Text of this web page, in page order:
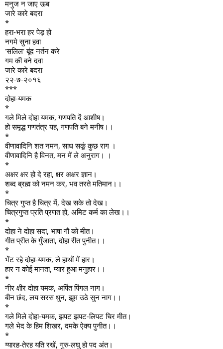
मनुज न जाए ऊब
जारे कारे बदरा
*
हरा-भरा हर पेड़ हो
नगमे सुना हवा
'सलिल' बूंद नर्तन करे
गम की बने दवा
जारे कारे बदरा
२२-७-२०१६
***
दोहा-यमक
*
गले मिले दोहा यमक, गणपति दें आशीष।
हो समृद्ध गणतंत्र यह, गणपति बने मनीष।।
*
वीणावादिनि शत नमन, साध सकूं कुछ राग ।
वीणावादिनि है विनत, मन में ले अनुराग। ।
*
अक्षर क्षर हो दे रहा, क्षर अक्षर ज्ञान।
शब्द ब्रह्म को नमन कर, भव तरते मतिमान।।
*
चित्र गुप्त है चित्र में, देख सके तो देख।
चित्रगुप्त प्रति प्रणत हो, अमिट कर्म का लेख।।
*
दोहा ने दोहा सदा, भाषा गौ को मीत।
गीत प्रीत के गुँजाता, दोहा रीत पुनीत।।
*
भेंट रहे दोहा-यमक, ले हाथों में हार।
हार न कोई मानता, प्यार हुआ मनुहार।।
*
नीर क्षीर दोहा यमक, अर्पित पिंगल नाग।
बीन छंद, लय सरस धुन, झूम उठे सुन नाग।।
*
गले मिले दोहा-यमक, झपट झपट-लिपट चिर मीत।
गले भेद के हिम शिखर, दमके ऐक्य पुनीत।।
*
ग्यारह-तेरह यति रखें, गुरु-लघु हो पद अंत।